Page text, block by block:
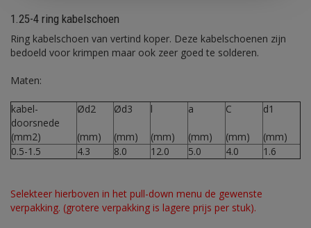
1.25-4 ring kabelschoen
Ring kabelschoen van vertind koper. Deze kabelschoenen zijn
bedoeld voor krimpen maar ook zeer goed te solderen.
Maten:
kabel-
doorsnede
(mm2)
Ød2
(mm)
Ød3
(mm)
l
(mm)
a
(mm)
C
(mm)
d1
(mm)
0.5-1.5
4.3 8.0 12.0 5.0 4.0 1.6
Selekteer hierboven in het pull-down menu de gewenste
verpakking. (grotere verpakking is lagere prijs per stuk).